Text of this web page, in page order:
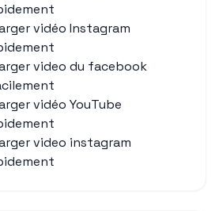
vidéo Instagram
video du facebook
vidéo YouTube
video instagram